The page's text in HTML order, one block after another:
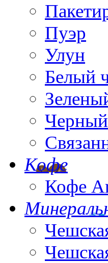
Пуэр
Улун
Белый
Кофе
Кофе